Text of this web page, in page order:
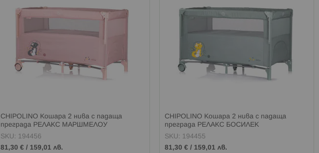
CHIPOLINO Кошара 2 нива с падаща
преграда РЕЛАКС МАРШМЕЛОУ
SKU: 194456
81,30 € / 159,01 лв.
CHIPOLINO Кошара 2 нива с падаща
преграда РЕЛАКС БОСИЛЕК
SKU: 194455
81,30 € / 159,01 лв.